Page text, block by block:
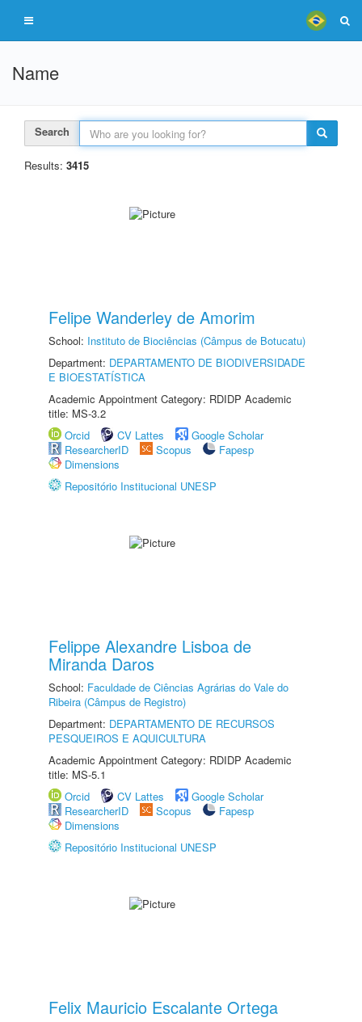
Name
Search
Results: 3415
Felipe Wanderley de Amorim
School: Instituto de Biociências (Câmpus de Botucatu)
Department: DEPARTAMENTO DE BIODIVERSIDADE
E BIOESTATÍSTICA
Academic Appointment Category: RDIDP Academic
title: MS-3.2
Orcid
CV Lattes
Google Scholar
ResearcherID
Scopus
Fapesp
Dimensions
Repositório Institucional UNESP
Felippe Alexandre Lisboa de
Miranda Daros
School: Faculdade de Ciências Agrárias do Vale do
Ribeira (Câmpus de Registro)
Department: DEPARTAMENTO DE RECURSOS
PESQUEIROS E AQUICULTURA
Academic Appointment Category: RDIDP Academic
title: MS-5.1
Orcid
CV Lattes
Google Scholar
ResearcherID
Scopus
Fapesp
Dimensions
Repositório Institucional UNESP
Felix Mauricio Escalante Ortega